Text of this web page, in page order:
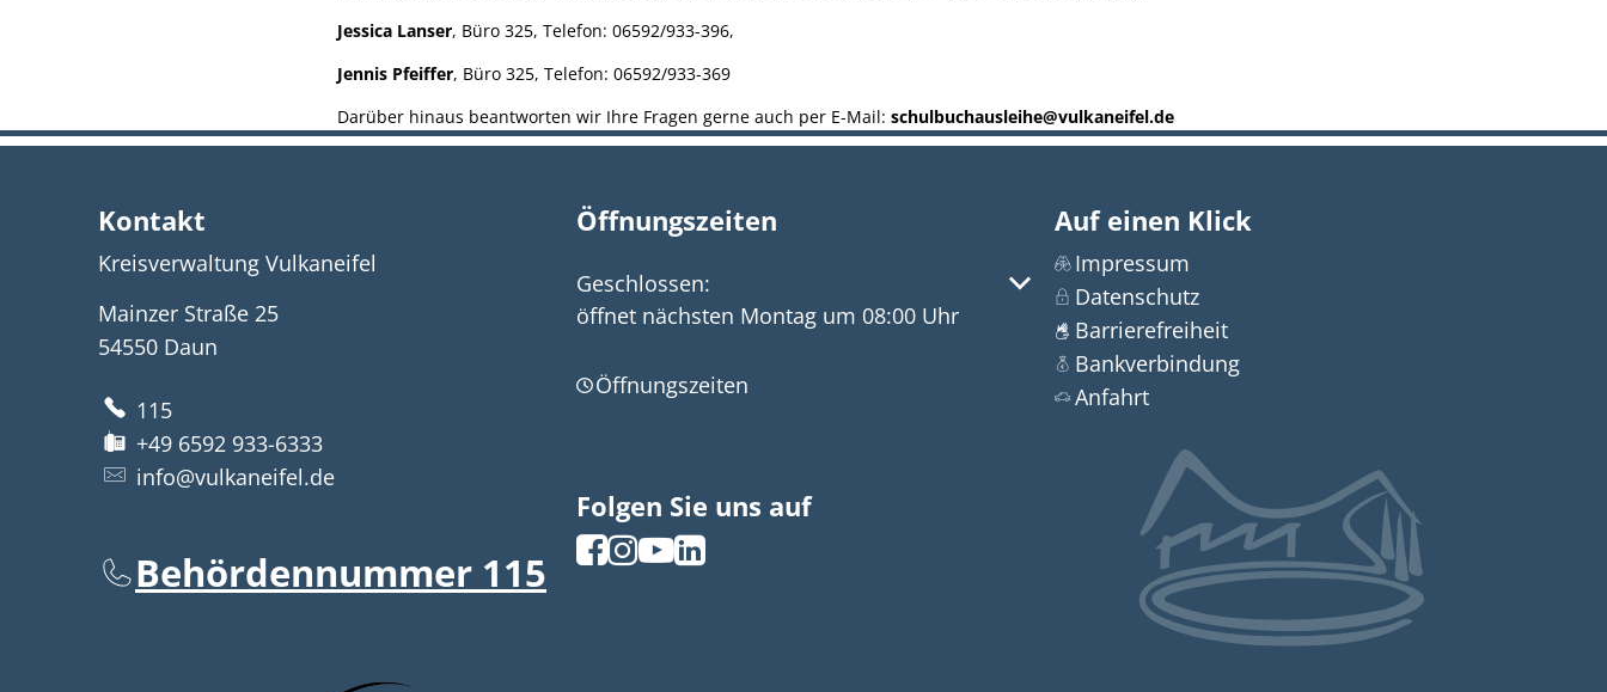
Jessica Lanser, Büro 325, Telefon: 06592/933-396,
Jennis Pfeiffer, Büro 325, Telefon: 06592/933-369
Darüber hinaus beantworten wir Ihre Fragen gerne auch per E-Mail: schulbuchausleihe@vulkaneifel.de
Kontakt
Kreisverwaltung Vulkaneifel
Mainzer Straße 25
54550 Daun
115
+49 6592 933-6333
info@vulkaneifel.de
Behördennummer 115
Öffnungszeiten
Klicken, um weitere Öffnungs- oder Schließzeiten auszublenden
Geschlossen:
öffnet nächsten Montag um 08:00 Uhr
Öffnungszeiten
Folgen Sie uns auf
Auf einen Klick
Impressum
Datenschutz
Barrierefreiheit
Bankverbindung
Anfahrt